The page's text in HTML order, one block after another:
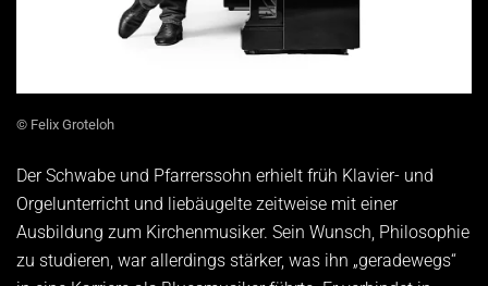
© Felix Groteloh
Der Schwabe und Pfarrerssohn erhielt früh Klavier- und
Orgelunterricht und liebäugelte zeitweise mit einer
Ausbildung zum Kirchenmusiker. Sein Wunsch, Philosophie
zu studieren, war allerdings stärker, was ihn „geradewegs“